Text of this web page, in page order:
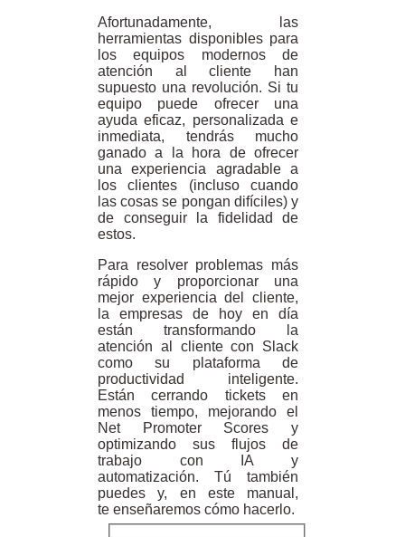
Afortunadamente, las
herramientas disponibles para
los equipos modernos de
atención al cliente han
supuesto una revolución. Si tu
equipo puede ofrecer una
ayuda eficaz, personalizada e
inmediata, tendrás mucho
ganado a la hora de ofrecer
una experiencia agradable a
los clientes (incluso cuando
las cosas se pongan difíciles) y
de conseguir la fidelidad de
estos.
Para resolver problemas más
rápido y proporcionar una
mejor experiencia del cliente,
la empresas de hoy en día
están transformando la
atención al cliente con Slack
como su plataforma de
productividad inteligente.
Están cerrando tickets en
menos tiempo, mejorando el
Net Promoter Scores y
optimizando sus flujos de
trabajo con IA y
automatización. Tú también
puedes y, en este manual,
te enseñaremos cómo hacerlo.